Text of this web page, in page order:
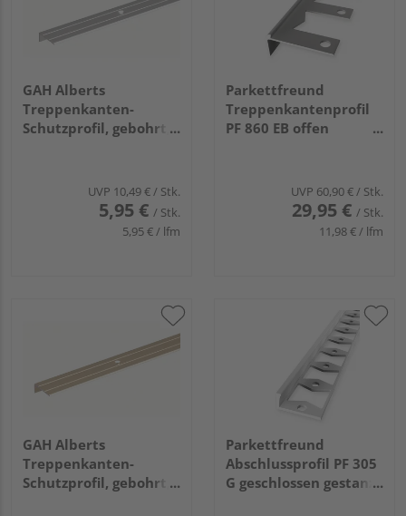
GAH Alberts
Treppenkanten-
Schutzprofil, gebohrt,
1000x24,5x10x1,5mm
UVP 10,49 €/ Stk.
5,95 € / Stk.
5,95 € / lfm
Parkettfreund
Treppenkantenprofil
PF 860 EB offen
edelstahlop.
UVP 60,90 €/ Stk.
29,95 € / Stk.
11,98 € / lfm
GAH Alberts
Treppenkanten-
Schutzprofil, gebohrt,
Parkettfreund
Abschlussprofil PF 305
G geschlossen gestanzt